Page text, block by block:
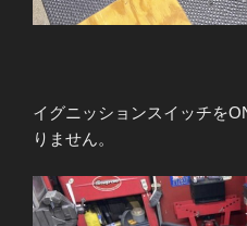
イグニッションスイッチを
りません。